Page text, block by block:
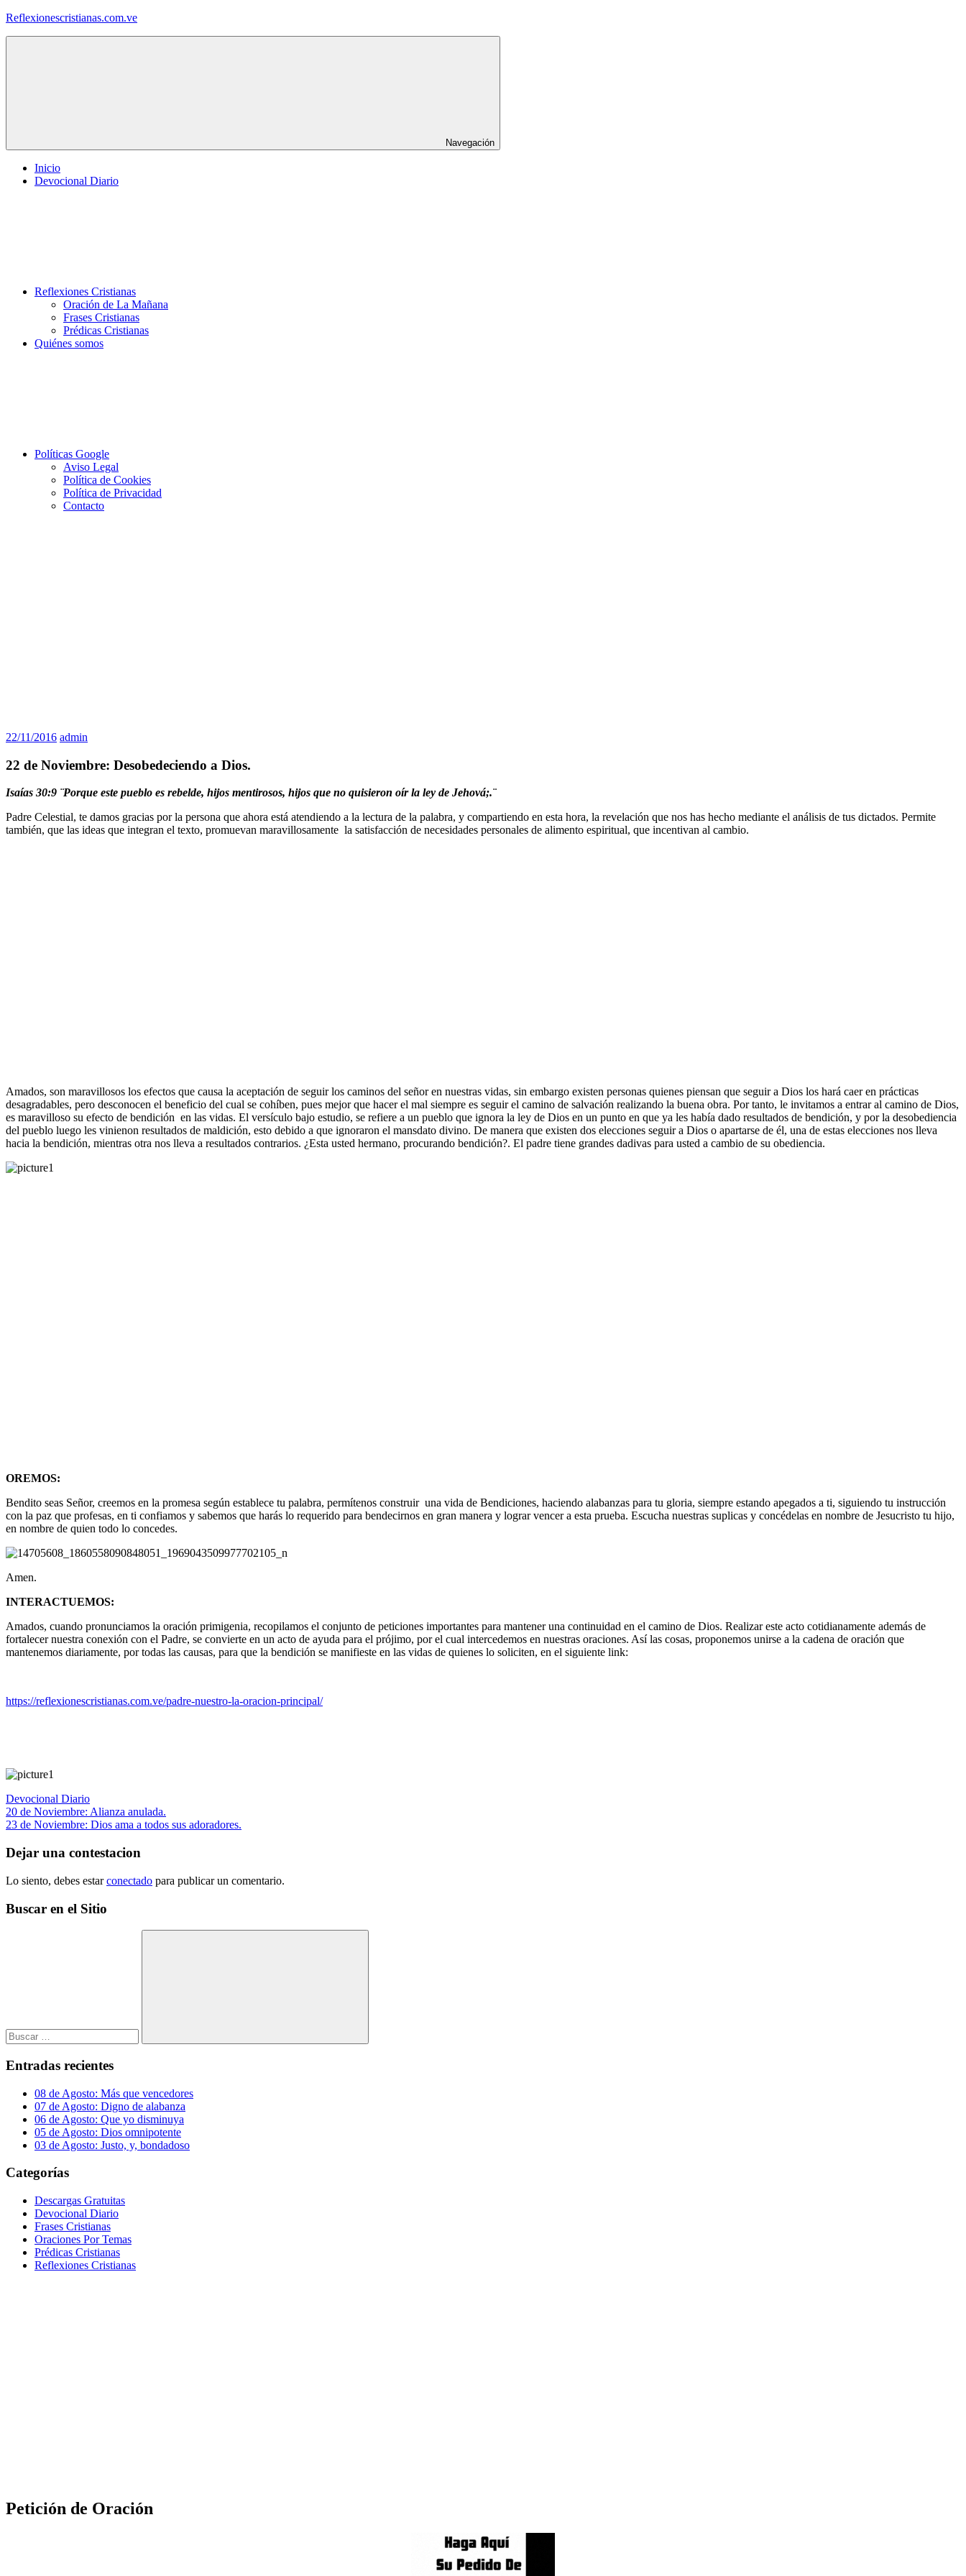
Saltar
Reflexionescristianas.com.ve
Navegación
Inicio
Devocional Diario
Reflexiones Cristianas
Oración de La Mañana
Frases Cristianas
Prédicas Cristianas
Quiénes somos
Políticas Google
Aviso Legal
Política de Cookies
Política de Privacidad
Contacto
22/11/2016 admin
22 de Noviembre: Desobedeciendo a Dios.
Isaías 30:9 ¨Porque este pueblo es rebelde, hijos mentirosos, hijos que no quisieron oír la ley de Jehová;.¨
Padre Celestial, te damos gracias por la persona que ahora está atendiendo a la lectura de la palabra, y compartiendo en esta hora, la revelación que nos has hecho mediante el análisis de tus dictados. Permite
también, que las ideas que integran el texto, promuevan maravillosamente la satisfacción de necesidades personales de alimento espiritual, que incentivan al cambio.
Amados, son maravillosos los efectos que causa la aceptación de seguir los caminos del señor en nuestras vidas, sin embargo existen personas quienes piensan que seguir a Dios los hará caer en prácticas
desagradables, pero desconocen el beneficio del cual se cohíben, pues mejor que hacer el mal siempre es seguir el camino de salvación realizando la buena obra. Por tanto, le invitamos a entrar al camino de Dios,
es maravilloso su efecto de bendición en las vidas. El versículo bajo estudio, se refiere a un pueblo que ignora la ley de Dios en un punto en que ya les había dado resultados de bendición, y por la desobediencia
del pueblo luego les vinienon resultados de maldición, esto debido a que ignoraron el mansdato divino. De manera que existen dos elecciones seguir a Dios o apartarse de él, una de estas elecciones nos lleva
hacia la bendición, mientras otra nos lleva a resultados contrarios. ¿Esta usted hermano, procurando bendición?. El padre tiene grandes dadivas para usted a cambio de su obediencia.
OREMOS:
Bendito seas Señor, creemos en la promesa según establece tu palabra, permítenos construir una vida de Bendiciones, haciendo alabanzas para tu gloria, siempre estando apegados a ti, siguiendo tu instrucción
con la paz que profesas, en ti confiamos y sabemos que harás lo requerido para bendecirnos en gran manera y lograr vencer a esta prueba. Escucha nuestras suplicas y concédelas en nombre de Jesucristo tu hijo,
en nombre de quien todo lo concedes.
Amen.
INTERACTUEMOS:
Amados, cuando pronunciamos la oración primigenia, recopilamos el conjunto de peticiones importantes para mantener una continuidad en el camino de Dios. Realizar este acto cotidianamente además de
fortalecer nuestra conexión con el Padre, se convierte en un acto de ayuda para el prójimo, por el cual intercedemos en nuestras oraciones. Así las cosas, proponemos unirse a la cadena de oración que
mantenemos diariamente, por todas las causas, para que la bendición se manifieste en las vidas de quienes lo soliciten, en el siguiente link:
https://reflexionescristianas.com.ve/padre-nuestro-la-oracion-principal/
Devocional Diario
Navegación
de
entradas
Entrada
anterior:
20 de Noviembre: Alianza anulada.
Siguiente
23 de Noviembre: Dios ama a todos sus adoradores.
Dejar una contestacion
Lo siento, debes estarconectado para publicar un comentario.
Buscar en el Sitio
Buscar
Entradas recientes
08 de Agosto: Más que vencedores
07 de Agosto: Digno de alabanza
06 de Agosto: Que yo disminuya
05 de Agosto: Dios omnipotente
03 de Agosto: Justo, y, bondadoso
Categorías
Descargas Gratuitas
Devocional Diario
Frases Cristianas
Oraciones Por Temas
Prédicas Cristianas
Reflexiones Cristianas
Petición de Oración